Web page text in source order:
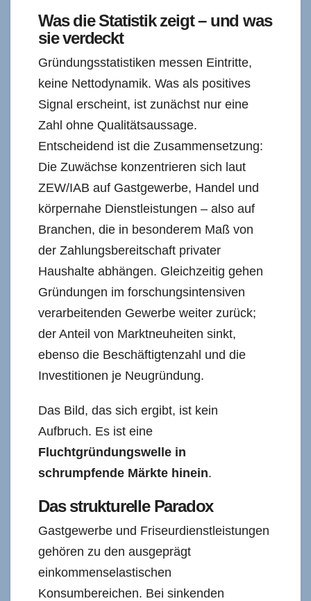
Was die Statistik zeigt – und was
sie verdeckt
Gründungsstatistiken messen Eintritte,
keine Nettodynamik. Was als positives
Signal erscheint, ist zunächst nur eine
Zahl ohne Qualitätsaussage.
Entscheidend ist die Zusammensetzung:
Die Zuwächse konzentrieren sich laut
ZEW/IAB auf Gastgewerbe, Handel und
körpernahe Dienstleistungen – also auf
Branchen, die in besonderem Maß von
der Zahlungsbereitschaft privater
Haushalte abhängen. Gleichzeitig gehen
Gründungen im forschungsintensiven
verarbeitenden Gewerbe weiter zurück;
der Anteil von Marktneuheiten sinkt,
ebenso die Beschäftigtenzahl und die
Investitionen je Neugründung.
Das Bild, das sich ergibt, ist kein
Aufbruch. Es ist eine
Fluchtgründungswelle in
schrumpfende Märkte hinein.
Das strukturelle Paradox
Gastgewerbe und Friseurdienstleistungen
gehören zu den ausgeprägt
einkommenselastischen
Konsumbereichen. Bei sinkenden